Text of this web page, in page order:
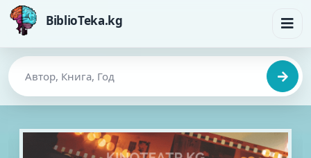
BiblioTeka.kg